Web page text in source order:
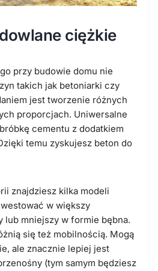
ciężkie
przy budowie domu nie
takich jak betoniarki czy
jest tworzenie różnych
proporcjach. Uniwersalne
cementu z dodatkiem
temu zyskujesz beton do
znajdziesz kilka modeli
w większy
lub mniejszy w formie bębna.
się też mobilnością. Mogą
ale znacznie lepiej jest
(tym samym będziesz